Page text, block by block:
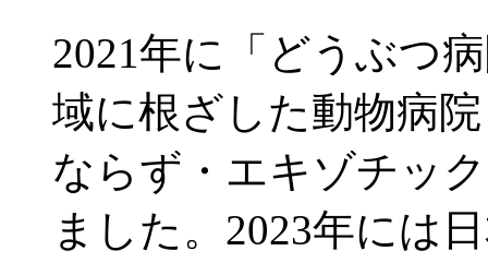
2021年に「どうぶつ
域に根ざした動物病
ならず・エキゾチッ
ました。2023年には